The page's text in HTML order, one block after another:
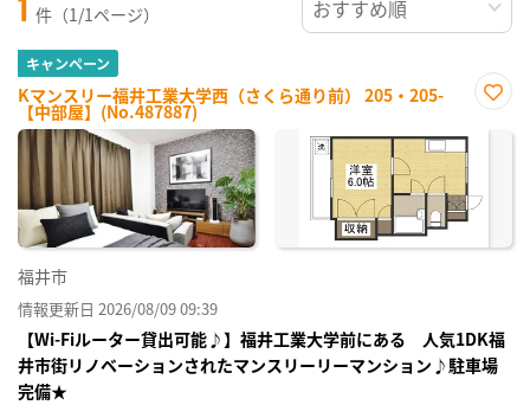
1 件（1/1ページ）
キャンペーン
Kマンスリー福井工業大学西（さくら通り前） 205・205-
【中部屋】(No.487887)
に入
福井市
情報更新日 2026/08/09 09:39
【Wi-Fiルーター貸出可能♪】福井工業大学前にある 人気1DK福
井市街リノベーションされたマンスリーリーマンション♪駐車場
完備★